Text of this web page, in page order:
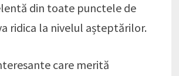
din toate punctele de
ridica la nivelul așteptărilor.
care merită